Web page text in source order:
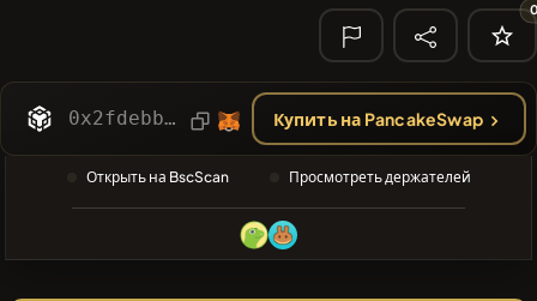
Infinite Money Glitch IMG
#2998
🔎
НЕДАВНИЙ
ПОИСК
❌Нет
недавних
монет
0x2fdebbe41dceba0c51af6c6f70436fe19e6bbfff Купить на PancakeSwap
Открыть на BscScan Просмотреть держателей